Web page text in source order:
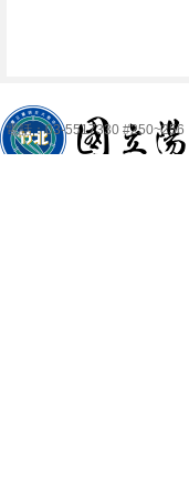
電話：03-5517330 #250~256